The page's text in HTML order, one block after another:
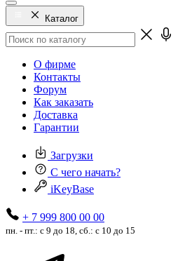
Каталог
О фирме
Контакты
Форум
Как заказать
Доставка
Гарантии
Загрузки
С чего начать?
iKeyBase
+ 7 999 800 00 00
пн. - пт.: с 9 до 18, сб.: с 10 до 15